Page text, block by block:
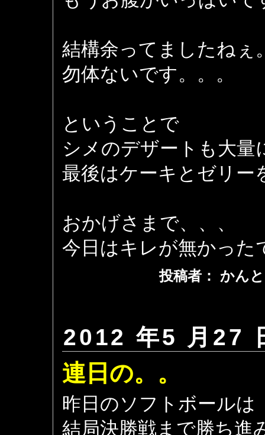
結構余ってましたねぇ
勿体ないです。。。
ということで
シメのデザートも大量
最後はケーキとゼリー
おかげさまで、、、
今日はキレが無かった
投稿者： かん
2012 年5 月27
連日の。。
昨日のソフトボールは
結局決勝戦まで勝ち進